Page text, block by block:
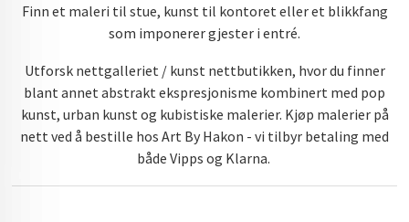
Finn et maleri til stue, kunst til kontoret eller et blikkfang
som imponerer gjester i entré.
Utforsk nettgalleriet / kunst nettbutikken, hvor du finner
blant annet abstrakt ekspresjonisme kombinert med pop
kunst, urban kunst og kubistiske malerier. Kjøp malerier på
nett ved å bestille hos Art By Hakon - vi tilbyr betaling med
både Vipps og Klarna.